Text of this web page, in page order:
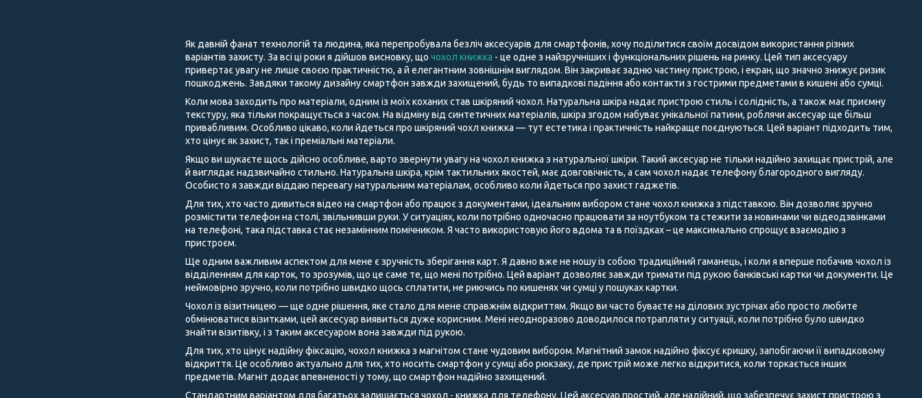
Як давній фанат технологій та людина, яка перепробувала безліч аксесуарів для смартфонів, хочу поділитися своїм досвідом використання різних
варіантів захисту. За всі ці роки я дійшов висновку, що чохол книжка - це одне з найзручніших і функціональних рішень на ринку. Цей тип аксесуару
привертає увагу не лише своєю практичністю, а й елегантним зовнішнім виглядом. Він закриває задню частину пристрою, і екран, що значно знижує ризик
пошкоджень. Завдяки такому дизайну смартфон завжди захищений, будь то випадкові падіння або контакти з гострими предметами в кишені або сумці.
Коли мова заходить про матеріали, одним із моїх коханих став шкіряний чохол. Натуральна шкіра надає пристрою стиль і солідність, а також має приємну
текстуру, яка тільки покращується з часом. На відміну від синтетичних матеріалів, шкіра згодом набуває унікальної патини, роблячи аксесуар ще більш
привабливим. Особливо цікаво, коли йдеться про шкіряний чохл книжка — тут естетика і практичність найкраще поєднуються. Цей варіант підходить тим,
хто цінує як захист, так і преміальні матеріали.
Якщо ви шукаєте щось дійсно особливе, варто звернути увагу на чохол книжка з натуральної шкіри. Такий аксесуар не тільки надійно захищає пристрій, але
й виглядає надзвичайно стильно. Натуральна шкіра, крім тактильних якостей, має довговічність, а сам чохол надає телефону благородного вигляду.
Особисто я завжди віддаю перевагу натуральним матеріалам, особливо коли йдеться про захист гаджетів.
Для тих, хто часто дивиться відео на смартфон або працює з документами, ідеальним вибором стане чохол книжка з підставкою. Він дозволяє зручно
розмістити телефон на столі, звільнивши руки. У ситуаціях, коли потрібно одночасно працювати за ноутбуком та стежити за новинами чи відеодзвінками
на телефоні, така підставка стає незамінним помічником. Я часто використовую його вдома та в поїздках – це максимально спрощує взаємодію з
пристроєм.
Ще одним важливим аспектом для мене є зручність зберігання карт. Я давно вже не ношу із собою традиційний гаманець, і коли я вперше побачив чохол із
відділенням для карток, то зрозумів, що це саме те, що мені потрібно. Цей варіант дозволяє завжди тримати під рукою банківські картки чи документи. Це
неймовірно зручно, коли потрібно швидко щось сплатити, не риючись по кишенях чи сумці у пошуках картки.
Чохол із візитницею — ще одне рішення, яке стало для мене справжнім відкриттям. Якщо ви часто буваєте на ділових зустрічах або просто любите
обмінюватися візитками, цей аксесуар виявиться дуже корисним. Мені неодноразово доводилося потрапляти у ситуації, коли потрібно було швидко
знайти візитівку, і з таким аксесуаром вона завжди під рукою.
Для тих, хто цінує надійну фіксацію, чохол книжка з магнітом стане чудовим вибором. Магнітний замок надійно фіксує кришку, запобігаючи її випадковому
відкриття. Це особливо актуально для тих, хто носить смартфон у сумці або рюкзаку, де пристрій може легко відкритися, коли торкається інших
предметів. Магніт додає впевненості у тому, що смартфон надійно захищений.
Стандартним варіантом для багатьох залишається чохол - книжка для телефону. Цей аксесуар простий, але надійний, що забезпечує захист пристрою з